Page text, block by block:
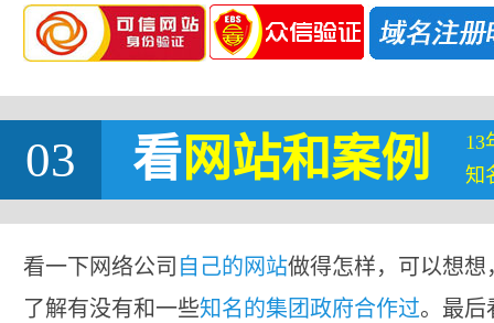
03 看网站和案例
13
知
看一下网络公司 自己的网站做得怎样，可以想
了解有没有和一些知名的集团政府合作过。最后